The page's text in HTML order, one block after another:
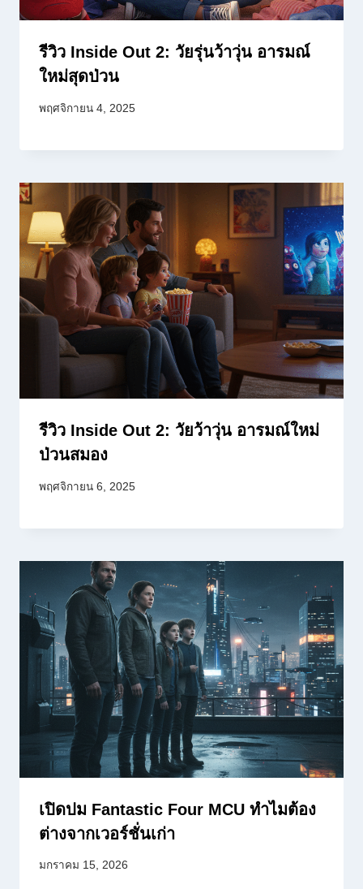
รีวิว Inside Out 2: วัยรุ่นว้าวุ่น อารมณ์
ใหม่สุดป่วน
พฤศจิกายน 4, 2025
รีวิว Inside Out 2: วัยว้าวุ่น อารมณ์ใหม่
ป่วนสมอง
พฤศจิกายน 6, 2025
เปิดปม Fantastic Four MCU ทำไมต้อง
ต่างจากเวอร์ชั่นเก่า
มกราคม 15, 2026